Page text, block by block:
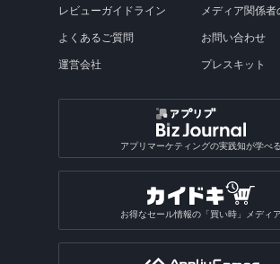
レビューガイドライン
よくあるご質問
運営会社
メディア関係者
お問い合わせ
プレスキット
アプリマーケティングの実践知が学べる
お得なセール情報の「買い時」メディア